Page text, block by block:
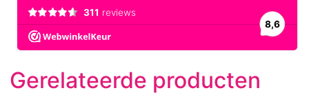
Gerelateerde producten